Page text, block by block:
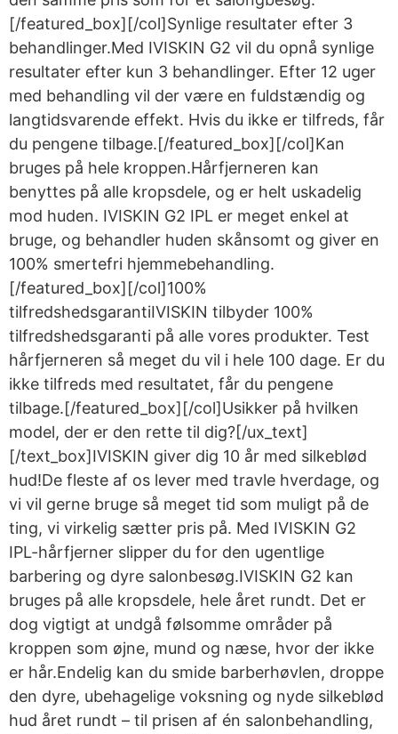
[/featured_box][/col]Synlige resultater efter 3
behandlinger.Med IVISKIN G2 vil du opnå synlige
resultater efter kun 3 behandlinger. Efter 12 uger
med behandling vil der være en fuldstændig og
langtidsvarende effekt. Hvis du ikke er tilfreds, får
du pengene tilbage.[/featured_box][/col]Kan
bruges på hele kroppen.Hårfjerneren kan
benyttes på alle kropsdele, og er helt uskadelig
mod huden. IVISKIN G2 IPL er meget enkel at
bruge, og behandler huden skånsomt og giver en
100% smertefri hjemmebehandling.
[/featured_box][/col]100%
tilfredshedsgarantiIVISKIN tilbyder 100%
tilfredshedsgaranti på alle vores produkter. Test
hårfjerneren så meget du vil i hele 100 dage. Er du
ikke tilfreds med resultatet, får du pengene
tilbage.[/featured_box][/col]Usikker på hvilken
model, der er den rette til dig?[/ux_text]
[/text_box]IVISKIN giver dig 10 år med silkeblød
hud!De fleste af os lever med travle hverdage, og
vi vil gerne bruge så meget tid som muligt på de
ting, vi virkelig sætter pris på. Med IVISKIN G2
IPL-hårfjerner slipper du for den ugentlige
barbering og dyre salonbesøg.IVISKIN G2 kan
bruges på alle kropsdele, hele året rundt. Det er
dog vigtigt at undgå følsomme områder på
kroppen som øjne, mund og næse, hvor der ikke
er hår.Endelig kan du smide barberhøvlen, droppe
den dyre, ubehagelige voksning og nyde silkeblød
hud året rundt – til prisen af én salonbehandling,